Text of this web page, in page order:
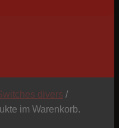
im Warenkorb.
divers /